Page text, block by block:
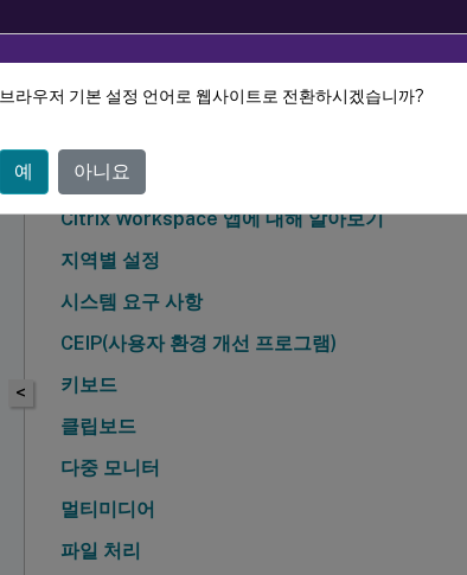
Citrix Workspace 앱 HTML5용 Citrix Workspace 앱
<
HTML5용 Citrix Workspace 앱 정보
Citrix Workspace 앱에 대해 알아보기
지역별 설정
시스템 요구 사항
CEIP(사용자 환경 개선 프로그램)
키보드
클립보드
다중 모니터
멀티미디어
파일 처리
브라우저 기본 설정 언어로 웹사이트로 전환하시겠습니까?
예 아니요